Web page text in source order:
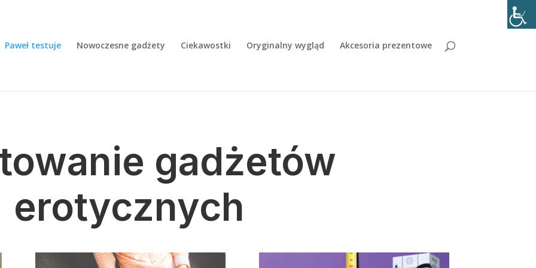
Paweł testuje Nowoczesne gadżety Ciekawostki Oryginalny wygląd Akcesoria prezentowe
gadżetów
erotycznych